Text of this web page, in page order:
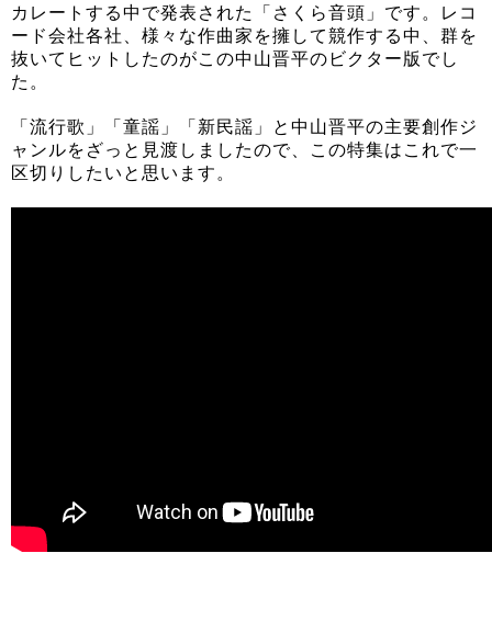
カレートする中で発表された「さくら音頭」です。レコ
ード会社各社、様々な作曲家を擁して競作する中、群を
抜いてヒットしたのがこの中山晋平のビクター版でし
た。
「流行歌」「童謡」「新民謡」と中山晋平の主要創作ジ
ャンルをざっと見渡しましたので、この特集はこれで一
区切りしたいと思います。